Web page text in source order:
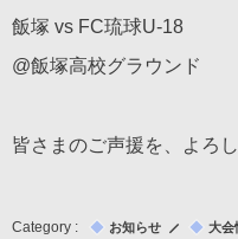
飯塚 vs FC琉球U-18
@飯塚高校グラウンド
皆さまのご声援を、よろ
お知らせ 大会